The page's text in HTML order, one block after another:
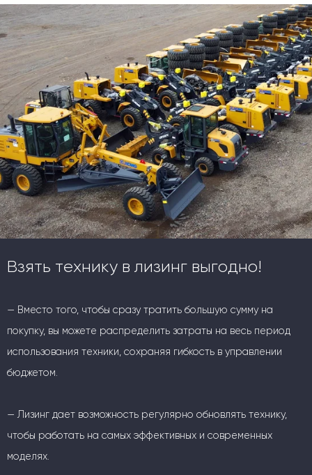
Взять технику в лизинг выгодно!
— Вместо того, чтобы сразу тратить большую сумму на
покупку, вы можете распределить затраты на весь период
использования техники, сохраняя гибкость в управлении
бюджетом.
— Лизинг дает возможность регулярно обновлять технику,
чтобы работать на самых эффективных и современных
моделях.